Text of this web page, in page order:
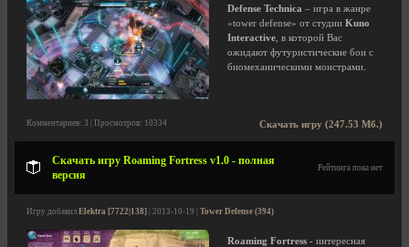
Defense Technica – игра в жанре
«tower defense» от студии Kuno
Interactive , в которой Вас
ожидают футуристические бои с
биомеханическими монстрами.
Скачать игру (247.53 Мб.)
Комментариев: 3 | Просмотров: 10334
Скачать игру Roaming Fortress v1.0 - полная
версия
Рейтинга пока нет
Игру добавил Elektra [7722|138] | 2013-10-19 | Tower Defense (394)
Roaming Fortress - интересная